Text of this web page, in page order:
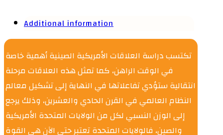
Additional information
تكتسب دراسة العلاقات الأمريكية الصينية أهمية خاصة
في الوقت الراهن، كما تمثل هذه العلاقات مرحلة
انتقالية ستؤدي تفاعلاتها في النهاية إلى تشكيل معالم
النظام العالمي في القرن الحادي والعشرين، وذلك يرجع
إلى الوزن النسبي لكل من الولايات المتحدة الأمريكية
والصين، فالولايات المتحدة تعتبر حتى الآن هي القوة